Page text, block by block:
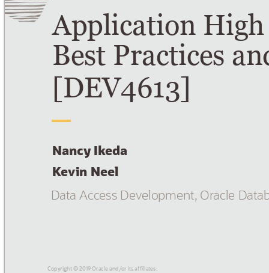
Application
Best Practices
[DEV4613]
Nancy Ikeda
Kevin Neel
!
Copyright © 2019 Oracle and/or its affiliates.
Data Access Development, Oracle